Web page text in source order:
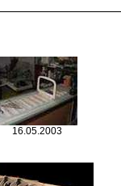
16.05.2003